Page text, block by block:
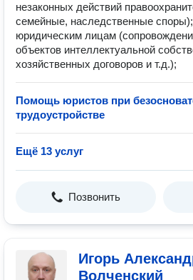
незаконных действий
семейные, наследственные
юридическим лицам
объектов интеллектуальной
хозяйственных договоров и т.д.);
Помощь юристов при
трудоустройстве
Ещё 13 услуг
Позвонить
Игорь
Волченский